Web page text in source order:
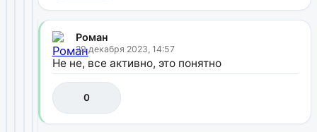
Роман
29 декабря 2023, 14:57
Не не, все активно, это понятно
0